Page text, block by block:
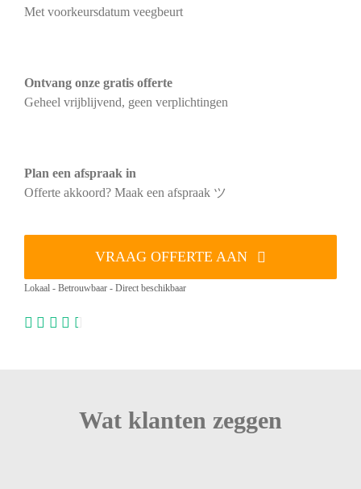
Met voorkeursdatum veegbeurt
Ontvang onze gratis offerte
Geheel vrijblijvend, geen verplichtingen
Plan een afspraak in
Offerte akkoord? Maak een afspraak ツ
VRAAG OFFERTE AAN
Lokaal - Betrouwbaar - Direct beschikbaar
Wat klanten zeggen